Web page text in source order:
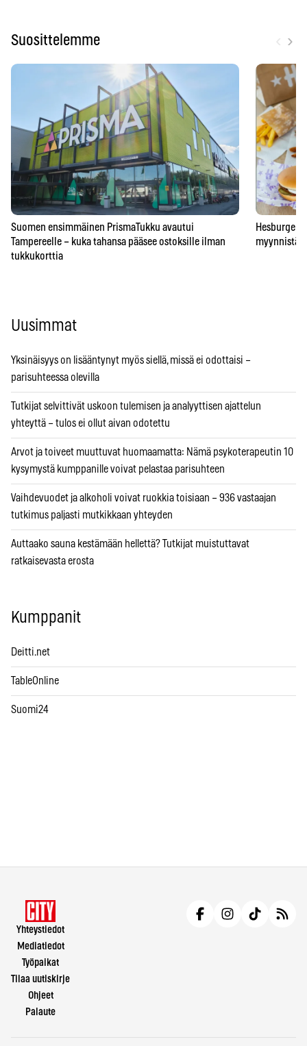
Suosittelemme ›
Suomen ensimmäinen PrismaTukku avautui
Tampereelle – kuka tahansa pääsee ostoksille ilman
tukkukorttia
myynnistä
Uusimmat
Yksinäisyys on lisääntynyt myös siellä, missä ei odottaisi –
parisuhteessa olevilla
Tutkijat selvittivät uskoon tulemisen ja analyyttisen ajattelun
yhteyttä – tulos ei ollut aivan odotettu
Arvot ja toiveet muuttuvat huomaamatta: Nämä psykoterapeutin 10
kysymystä kumppanille voivat pelastaa parisuhteen
Vaihdevuodet ja alkoholi voivat ruokkia toisiaan – 936 vastaajan
tutkimus paljasti mutkikkaan yhteyden
Auttaako sauna kestämään hellettä? Tutkijat muistuttavat
ratkaisevasta erosta
Kumppanit
Deitti.net
TableOnline
Suomi24
Yhteystiedot
Mediatiedot
Työpaikat
Tilaa uutiskirje
Ohjeet
Palaute